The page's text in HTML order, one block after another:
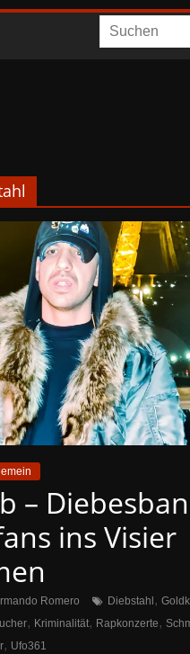
–
ins Visier
Romero Diebstahl ,
, Kriminalität, Rapkonzerte,
, Ufo361